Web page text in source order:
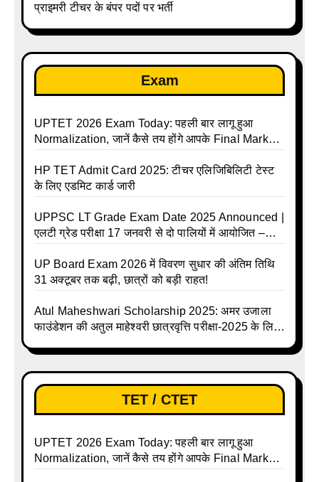
प्राइमरी टीचर के बंपर पदों पर भर्ती
Exam
UPTET 2026 Exam Today: पहली बार लागू हुआ
Normalization, जानें कैसे तय होंगे आपके Final Marks
HP TET Admit Card 2025: टीचर एलिजिबिलिटी टेस्ट
के लिए एडमिट कार्ड जारी
UPPSC LT Grade Exam Date 2025 Announced |
एलटी ग्रेड परीक्षा 17 जनवरी से दो पालियों में आयोजित –
UP Board Exam 2026 में विवरण सुधार की अंतिम तिथि
31 अक्टूबर तक बढ़ी, छात्रों को बड़ी राहत!
Atul Maheshwari Scholarship 2025: अमर उजाला
फाउंडेशन की अतुल माहेश्वरी छात्रवृत्ति परीक्षा-2025 के लिए
TET / CTET
UPTET 2026 Exam Today: पहली बार लागू हुआ
Normalization, जानें कैसे तय होंगे आपके Final Marks